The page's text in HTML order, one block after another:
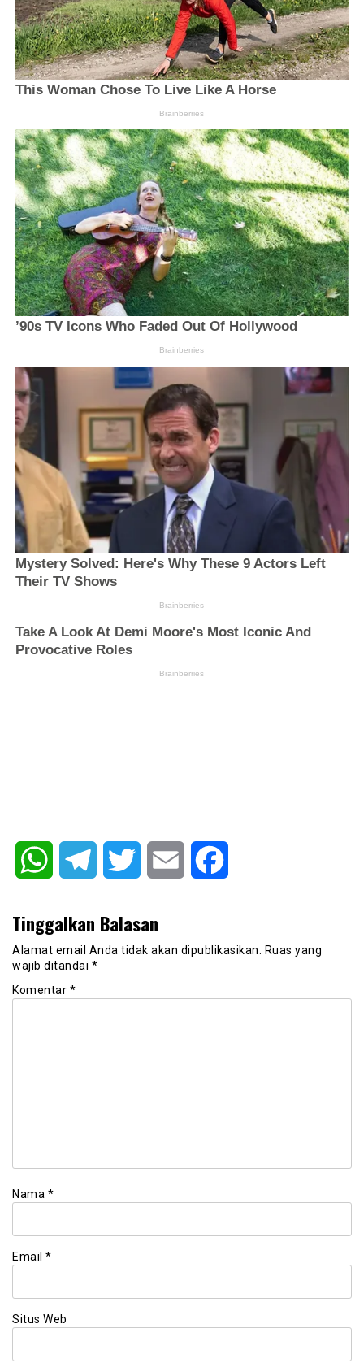
WhatsAppTelegram Twitter Email
Tinggalkan Balasan
Alamat email Anda tidak akan dipublikasikan.
Ruas yang
wajib ditandai *
Komentar *
Nama *
Email *
Situs Web